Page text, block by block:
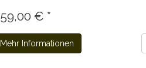
59,00 € *
Mehr Informationen